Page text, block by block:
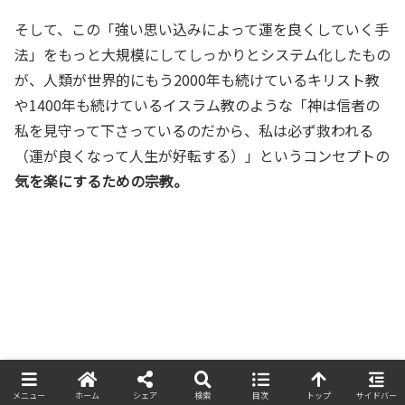
そして、この「強い思い込みによって運を良くしていく手
法」をもっと大規模にしてしっかりとシステム化したもの
が、人類が世界的にもう2000年も続けているキリスト教
や1400年も続けているイスラム教のような「神は信者の
私を見守って下さっているのだから、私は必ず救われる
（運が良くなって人生が好転する）」というコンセプトの
気を楽にするための宗教。
「部屋が綺麗に片付いている人」は運
メニュー ホーム シェア 検索 目次 トップ サイドバー